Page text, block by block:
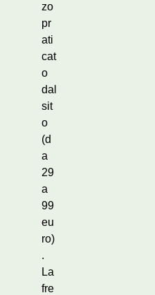
zo
pr
ati
cat
o
dal
sit
o
(d
a
29
a
99
eu
ro)
.
La
fre